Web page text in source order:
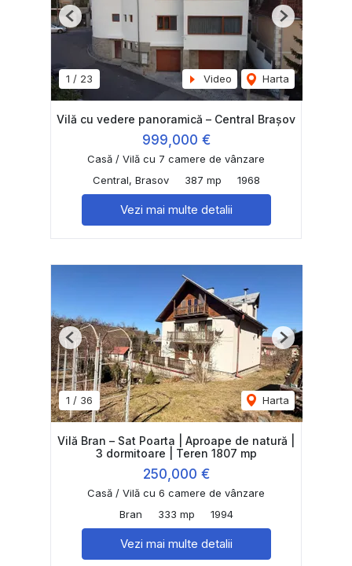
1 / 23 Video Harta
Previous Next
Vilă cu vedere panoramică – Central Brașov
999,000 €
Casă / Vilă cu 7 camere de vânzare
Central, Brasov
387 mp 1968
Vezi mai multe detalii
1 / 36 Harta
Previous Next
Vilă Bran – Sat Poarta | Aproape de natură |
3 dormitoare | Teren 1807 mp
250,000 €
Casă / Vilă cu 6 camere de vânzare
Bran
333 mp 1994
Vezi mai multe detalii